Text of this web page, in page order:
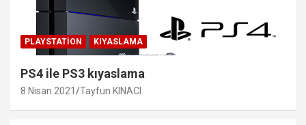
PLAYSTATION KIYASLAMA
PS4 ile PS3 kıyaslama
8 Nisan 2021 Tayfun KINACI